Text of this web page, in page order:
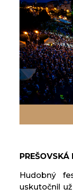
Hudobný
uskutočnil